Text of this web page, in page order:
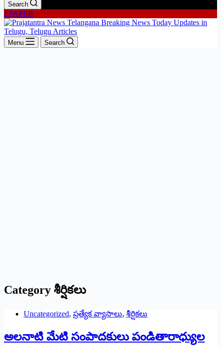
Search
EPAPER
Menu Search
Category శీర్షికలు
Uncategorized, ప్రత్యేక వ్యాసాలు, శీర్షికలు
అలనాటి మేటి సంపాదకులు పండితారాధ్యుల